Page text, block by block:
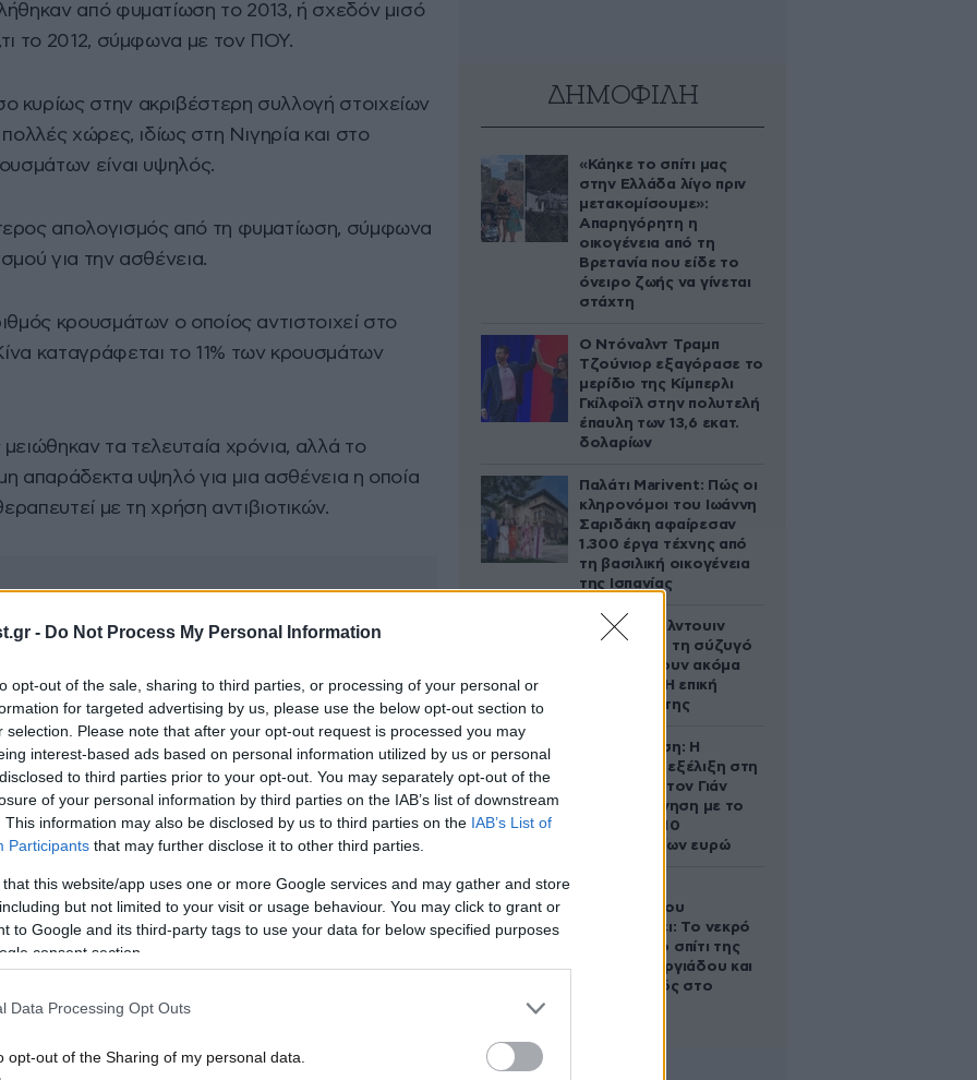
- Do Not Process My Personal Information
opt-out of the sale, sharing to third parties, or processing of your personal or
for targeted advertising by us, please use the below opt-out section to
selection. Please note that after your opt-out request is processed you may
interest-based ads based on personal information utilized by us or personal
to third parties prior to your opt-out. You may separately opt-out of the
of your personal information by third parties on the IAB’s list of downstream
This information may also be disclosed by us to third parties on the IAB’s List of
Participants that may further disclose it to other third parties.
that this website/app uses one or more Google services and may gather and store
but not limited to your visit or usage behaviour. You may click to grant or
to Google and its third-party tags to use your data for below specified purposes
consent section.
Data Processing Opt Outs
opt-out of the Sharing of my personal data.
από φυματίωση το 2013, ή σχεδόν μισό
το 2012, σύμφωνα με τον ΠΟΥ.
κυρίως στην ακριβέστερη συλλογή στοιχείων
χώρες, ιδίως στη Νιγηρία και στο
είναι υψηλός.
απολογισμός από τη φυματίωση, σύμφωνα
για την ασθένεια.
κρουσμάτων ο οποίος αντιστοιχεί στο
καταγράφεται το 11% των κρουσμάτων
τα τελευταία χρόνια, αλλά το
απαράδεκτα υψηλό για μια ασθένεια η οποία
με τη χρήση αντιβιοτικών.
ΔΗΜΟΦΙΛΗ
«Κάηκε το σπίτι μας
στην Ελλάδα λίγο πριν
μετακομίσουμε»:
Απαρηγόρητη η
οικογένεια από τη
Βρετανία που είδε το
όνειρο ζωής να γίνεται
στάχτη
Ο Ντόναλντ Τραμπ
Τζούνιορ εξαγόρασε το
μερίδιο της Κίμπερλι
Γκίλφοϊλ στην πολυτελή
έπαυλη των 13,6 εκατ.
δολαρίων
Παλάτι Marivent: Πώς οι
κληρονόμοι του Ιωάννη
Σαριδάκη αφαίρεσαν
1.300 έργα τέχνης από
τη βασιλική οικογένεια
της Ισπανίας
Ο Άλεκ Μπάλντουιν
ζήτησε από τη σύζυγό
του να κάνουν ακόμα
ένα παιδί – Η επική
αντίδρασή της
Αθηνά Ωνάση: Η
απρόσμενη εξέλιξη στη
διαμάχη με τον Γιάν
Τοπς – Η κίνηση με το
άλογο των 10
εκατομμυρίων ευρώ
Τζώρτζογλου
αποκαλύπτει: Το νεκρό
έμβρυο στο σπίτι της
Μαρίας Γεωργιάδου και
ο εγκλεισμός στο